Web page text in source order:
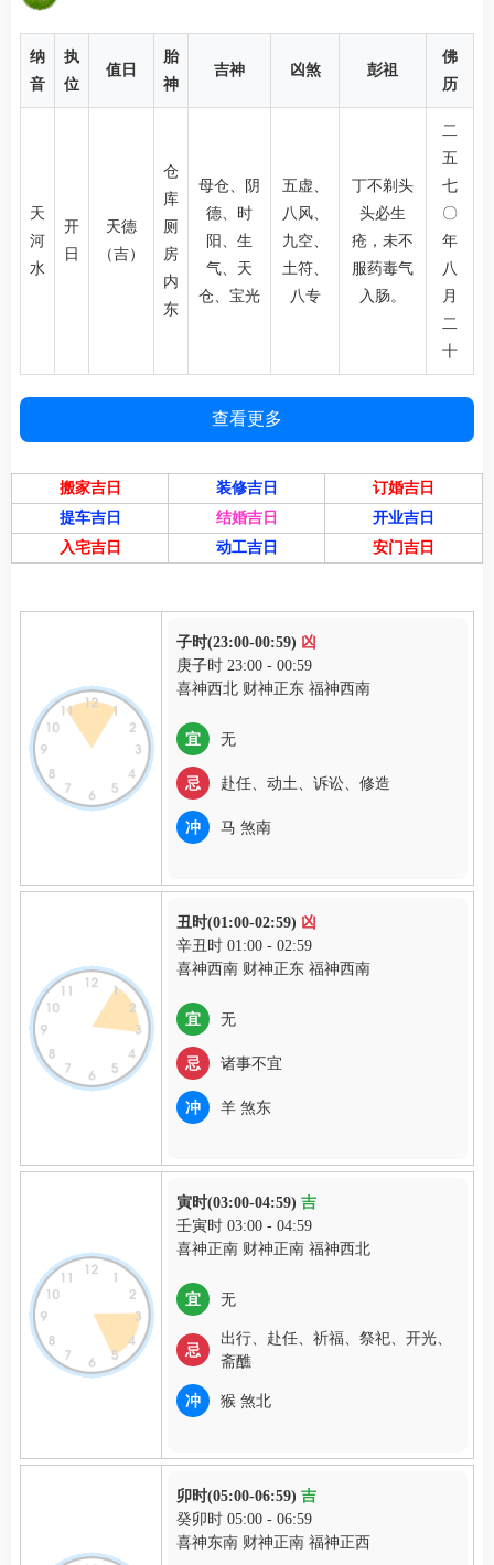
纳
音
执
位
值日
胎
神
吉神 凶煞 彭祖
佛
历
天
河
水
开
日
天德
（吉）
仓
库
厕
房
内
东
母仓、阴
德、时
阳、生
气、天
仓、宝光
五虚、
八风、
九空、
土符、
八专
丁不剃头
头必生
疮，未不
服药毒气
入肠。
二
五
七
〇
年
八
月
二
十
查看更多
搬家吉日 装修吉日
订婚吉日
提车吉日
结婚吉日
开业吉日
入宅吉日
动工吉日 安门吉日
子时(23:00-00:59) 凶
庚子时 23:00 - 00:59
喜神西北 财神正东 福神西南
宜 无
忌 赴任、动土、诉讼、修造
冲 马 煞南
丑时(01:00-02:59) 凶
辛丑时 01:00 - 02:59
喜神西南 财神正东 福神西南
宜 无
忌 诸事不宜
冲 羊 煞东
寅时(03:00-04:59) 吉
壬寅时 03:00 - 04:59
喜神正南 财神正南 福神西北
宜 无
忌
出行、赴任、祈福、祭祀、开光、
斋醮
冲 猴 煞北
卯时(05:00-06:59) 吉
癸卯时 05:00 - 06:59
喜神东南 财神正南 福神正西